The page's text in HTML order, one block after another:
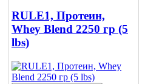
RULE1, Протеин,
Whey Blend 2250 гр (5
lbs)